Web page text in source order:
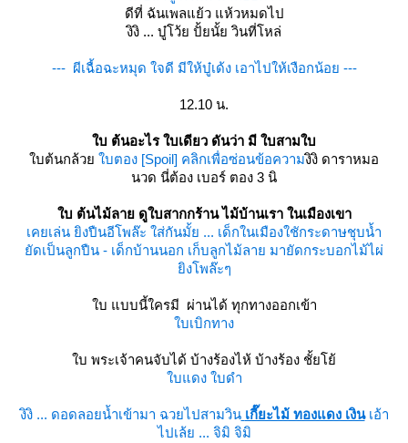
ดีที่ ฉันเพลแย้ว แห้วหมดไป
งิงิ ... บู๋โว้ย ปั้ยนั้ย วินที่โหล่
--- ผีเฉื้อฉะหมุด ใจดี มีให้บู๋เด้ง เอาไปให้เงือกน้อย ---
12.10 น.
บ ต้นอะไร ใบเดียว ดันว่า มี ใบสามใบ
บต้นกล้ว บตอง [Spoil] คลิกเพื่อซ่อนข้อความงิงิ ดาราหมอ
นวด นี่ต้อง เบอร์ ตอง 3 นิ
บ ต้นไม้ลาย ดูใบสากกร้าน ไม้บ้านเรา ในเมืองเขา
เคยเล่น ยิงปืนอีโพล๊ะ ใส่กันมั้ย ... เด็กในเมืองใชักระดาษชุบน้ำ
ัดเป็นลูกปืน - เด็กบ้านนอก เก็บลูกไม้ลาย มายัดกระบอกไม้ไผ่
ิงโพล๊ะๆ
บ แบบนี้ใครมี ผ่านได้ ทุกทางออกเข้า
บเบิกทาง
บ พระเจ้าคนจับได้ บ้างร้องไห้ บ้างร้อง ชั้ยโย้
บแดง ใบดำ
งิงิ ... ดอดลอยน้ำเข้ามา ฉวยไปสามวิน เกี๊ยะไม้ ทองแดง เงินเอ้า
ไปเล้ย ... จิมิ จิมิ